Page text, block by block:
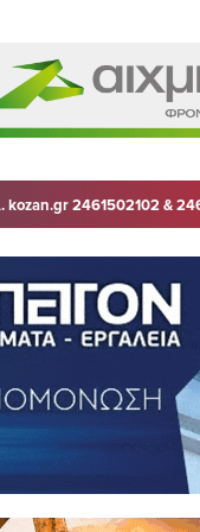
kozan.gr 2461502102 &